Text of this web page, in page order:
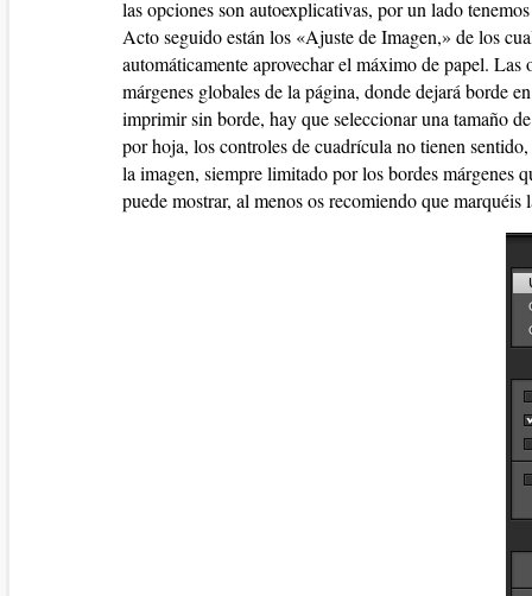
las opciones son autoexplicativas, por un lado
Acto seguido están los «Ajuste de Imagen,» de los
automáticamente aprovechar el máximo de papel.
márgenes globales de la página, donde dejará borde
imprimir sin borde, hay que seleccionar una tamaño
por hoja, los controles de cuadrícula no tienen
la imagen, siempre limitado por los bordes márgenes
puede mostrar, al menos os recomiendo que